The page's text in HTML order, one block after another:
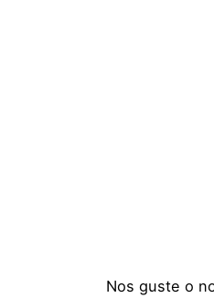
Nos guste o